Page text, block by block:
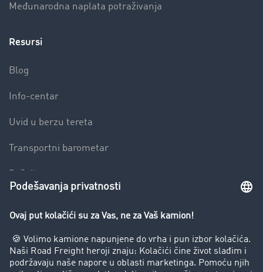
Međunarodna naplata potraživanja
Resursi
Blog
Info-centar
Uvid u berzu tereta
Transportni barometar
Preduzeće
Uspešne priče